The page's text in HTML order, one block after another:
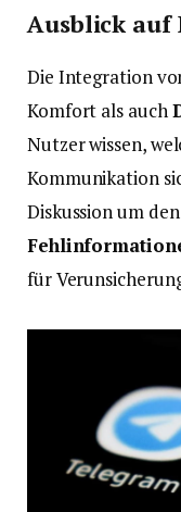
Ausblick auf
Die Integration
Komfort als auch
Nutzer wissen,
Kommunikation
Diskussion um
für